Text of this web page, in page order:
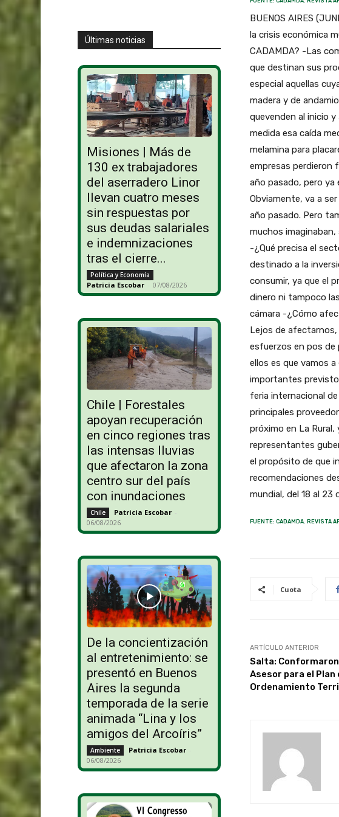
Últimas noticias
Misiones | Más de
130 ex trabajadores
del aserradero Linor
llevan cuatro meses
sin respuestas por
sus deudas salariales
e indemnizaciones
tras el cierre...
Política y Economía
Patricia Escobar - 07/08/2026
Chile | Forestales
apoyan recuperación
en cinco regiones tras
las intensas lluvias
que afectaron la zona
centro sur del país
con inundaciones
Chile Patricia Escobar -
06/08/2026
De la concientización
al entretenimiento: se
presentó en Buenos
Aires la segunda
temporada de la serie
animada “Lina y los
amigos del Arcoíris”
Ambiente Patricia Escobar -
06/08/2026
BUENOS AIRES
la crisis económica
CADAMDA? -Las
que destinan sus
especial aquellas
madera y de
quevenden al inicio
medida esa caída
melamina para
empresas perdieron
año pasado, pero ya
Obviamente, va a
año pasado. Pero
muchos
-¿Qué precisa el
destinado a la
consumir, ya que el
dinero ni tampoco
cámara -¿Cómo
Lejos de afectarnos,
esfuerzos en pos de
ellos es que vamos
importantes
feria internacional
principales
próximo en La Rural,
representantes
el propósito de que
recomendaciones
mundial, del 18 al 23
FUENTE: CADAMDA. REVISTA
Cuota
ARTÍCULO ANTERIOR
Salta: Conformaron
Asesor para el Plan
Ordenamiento